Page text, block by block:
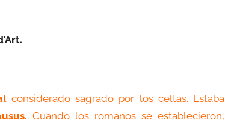
considerado sagrado por los celtas. Estaba
Cuando los romanos se establecieron,